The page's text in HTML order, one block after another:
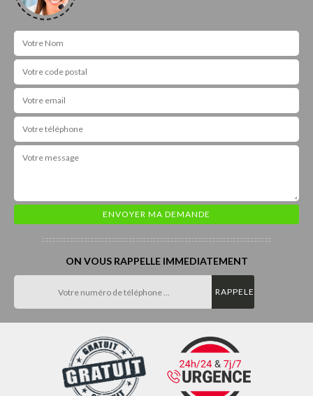
ON VOUS RAPPELLE IMMEDIATEMENT